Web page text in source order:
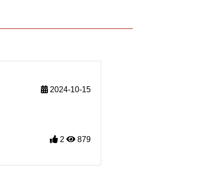
2024-10-15
2 879